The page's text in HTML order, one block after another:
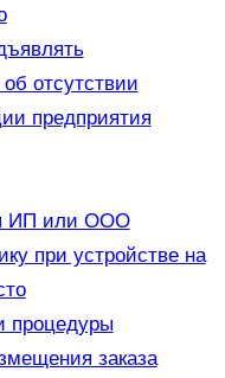
отсутствии
предприятия
ИП или ООО
при устройстве на
процедуры
заказа